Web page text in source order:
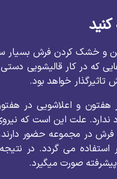
کنید
و خشک کردن فرش بسیار
که در کار قالیشویی دستی
تاثیرگذار خواهد بود.
هفتون و اعلاشویی در
ندارد.علت این است که
فرش در مجموعه حضور دارند
استفاده می گردد. در نتیجه
پیشرفته صورت میگیرد.